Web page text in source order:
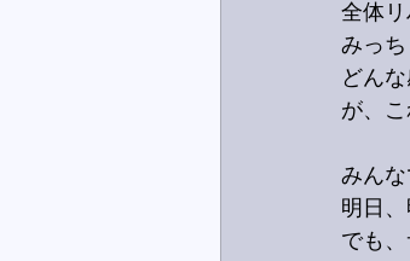
全体
みっち
どん
が、
みんな
明日
でも